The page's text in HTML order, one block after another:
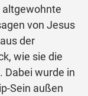
altgewohnte
von Jesus
der
wie sie die
Dabei wurde in
Sein außen